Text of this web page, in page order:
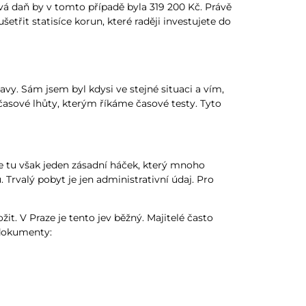
daň by v tomto případě byla 319 200 Kč. Právě
statisíce korun, které raději investujete do
Sám jsem byl kdysi ve stejné situaci a vím,
lhůty, kterým říkáme časové testy. Tyto
však jeden zásadní háček, který mnoho
Trvalý pobyt je jen administrativní údaj. Pro
V Praze je tento jev běžný. Majitelé často